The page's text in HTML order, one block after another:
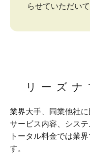
らせていただいて
リーズ
業界大手、同業他社に
サービス内容、シス
トータル料金では業
す。